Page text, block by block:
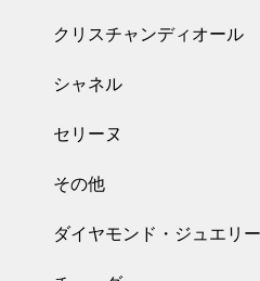
クリスチャンディオール
シャネル
セリーヌ
その他
ダイヤモンド・ジュエリ